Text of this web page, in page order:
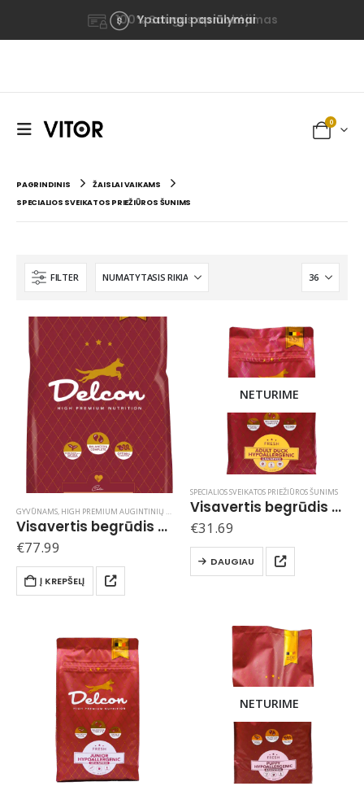
Ypatingi pasiūlymai
100% Saugus apmokėjimas
0
PAGRINDINIS
ŽAISLAI VAIKAMS
SPECIALIOS SVEIKATOS PRIEŽIŪROS ŠUNIMS
FILTER
GYVŪNAMS, HIGH PREMIUM AUGINTINIŲ MAISTAS DELCON / BELGIJA , HIGH PREMIUM ŠUNŲ
Visavertis begrūdis hipoalerginis pašaras alergiškiems šunims HYPOALLERGENIC su ėriena / 10 kg
€77.99
Į KREPŠELĮ
NETURIME
SPECIALIOS SVEIKATOS PRIEŽIŪROS ŠUNIMS
Visavertis begrūdis hipoalerginis pašaras suaugusiems šunims HYPOALLERGENIC su antiena / 3 kg
€31.69
DAUGIAU
NETURIME